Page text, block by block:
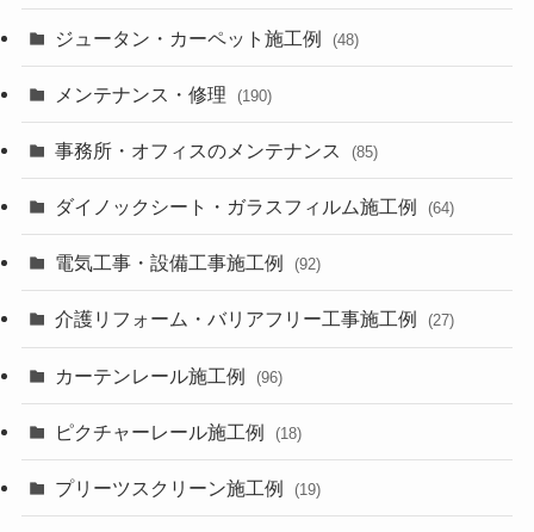
ジュータン・カーペット施工例 (48)
メンテナンス・修理 (190)
事務所・オフィスのメンテナンス (85)
ダイノックシート・ガラスフィルム施工例 (64)
電気工事・設備工事施工例 (92)
介護リフォーム・バリアフリー工事施工例 (27)
カーテンレール施工例 (96)
ピクチャーレール施工例 (18)
プリーツスクリーン施工例 (19)